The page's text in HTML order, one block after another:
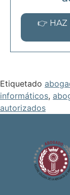
👉 HAZ
Etiquetado
informáticos,
autorizados